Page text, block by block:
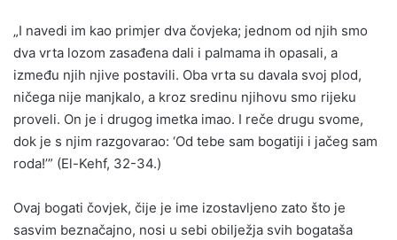
„I navedi im kao primjer dva čovjeka; jednom od njih smo
dva vrta lozom zasađena dali i palmama ih opasali, a
između njih njive postavili. Oba vrta su davala svoj plod,
ničega nije manjkalo, a kroz sredinu njihovu smo rijeku
proveli. On je i drugog imetka imao. I reče drugu svome,
dok je s njim razgovarao: ‘Od tebe sam bogatiji i jačeg sam
roda!’” (El-Kehf, 32-34.)
Ovaj bogati čovjek, čije je ime izostavljeno zato što je
sasvim beznačajno, nosi u sebi obilježja svih bogataša